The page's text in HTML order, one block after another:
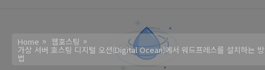
Home 웹호스팅
가상 서버 호스팅 디지털 오션(Digital Ocean)에서 워드프레스를 설치하는 방
법